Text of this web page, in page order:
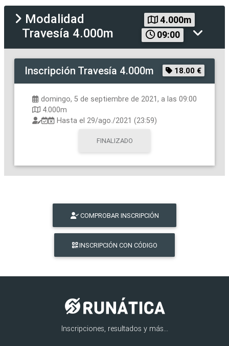
Modalidad
Travesía 4.000m
4.000m
09:00
Inscripción Travesía 4.000m 18.00 €
domingo, 5 de septiembre de 2021, a las 09:00
4.000m
Hasta el 29/ago./2021 (23:59)
FINALIZADO
COMPROBAR INSCRIPCIÓN
INSCRIPCIÓN CON CÓDIGO
Inscripciones, resultados y más...